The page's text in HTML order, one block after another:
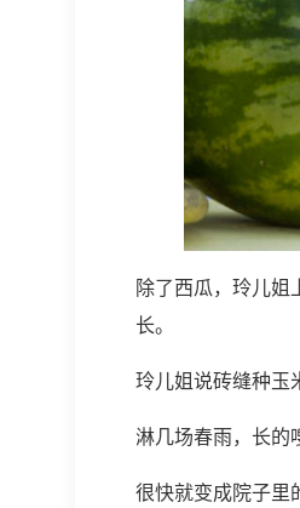
除了西瓜，玲儿姐
长。
玲儿姐说砖缝种玉
淋几场春雨，长的
很快就变成院子里